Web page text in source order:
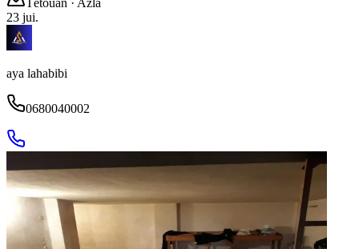
Tétouan · Azla
23 jui.
aya lahabibi
0680040002